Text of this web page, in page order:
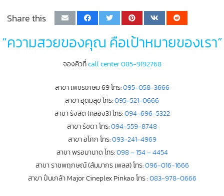
Share this
“ความสวยของคุณ คือเป้าหมายของเรา”
จองคิวที่call center 085-9192768
สาขา เพชรเกษม 69 โทร:095-058-3666
สาขา อุดมสุข โทร:095-521-0666
สาขา รังสิต (คลอง3) โทร:094-696-5322
สาขา รัชดา โทร:094-559-8748
สาขา อโศก โทร:093-241-4969
สาขา พรอมานาด โทร:098 – 154 – 4454
สาขา ราชพฤกษณ์ (สัมมากร เพลส) โทร:096-016-1666
สาขา ปิ่นเกล้า Major Cineplex Pinkao โทร :083-978-0666